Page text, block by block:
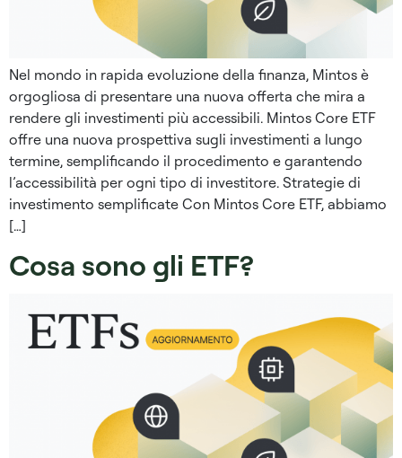
Nel mondo in rapida evoluzione della finanza, Mintos è
orgogliosa di presentare una nuova offerta che mira a
rendere gli investimenti più accessibili. Mintos Core ETF
offre una nuova prospettiva sugli investimenti a lungo
termine, semplificando il procedimento e garantendo
l’accessibilità per ogni tipo di investitore. Strategie di
investimento semplificate Con Mintos Core ETF, abbiamo
[…]
Cosa sono gli ETF?